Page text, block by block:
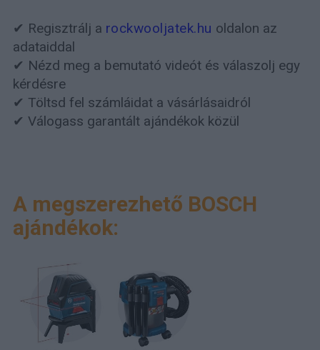
✔ Regisztrálj a rockwooljatek.hu oldalon az
adataiddal
✔ Nézd meg a bemutató videót és válaszolj egy
kérdésre
✔ Töltsd fel számláidat a vásárlásaidról
✔ Válogass garantált ajándékok közül
A megszerezhető BOSCH
ajándékok: